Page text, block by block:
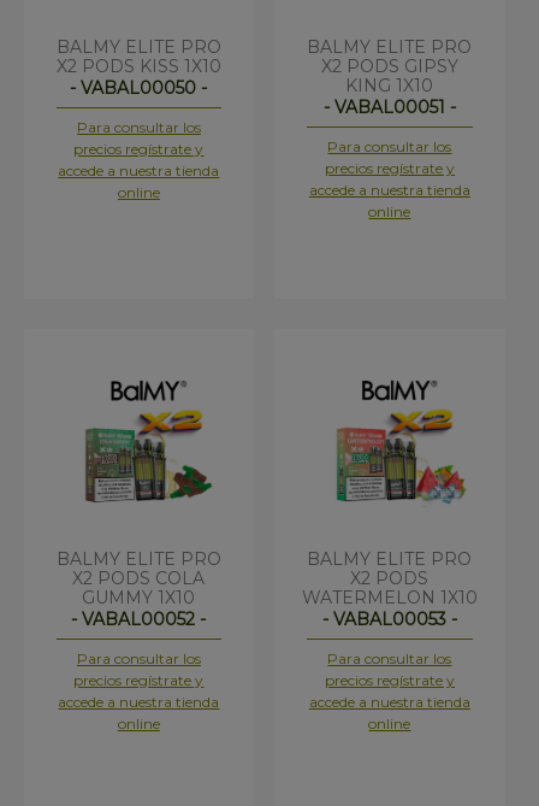
BALMY ELITE PRO
X2 PODS KISS 1X10
- VABAL00050 -
Para consultar los
precios regístrate y
accede a nuestra tienda
online
BALMY ELITE PRO
X2 PODS GIPSY
KING 1X10
- VABAL00051 -
Para consultar los
precios regístrate y
accede a nuestra tienda
online
BALMY ELITE PRO
X2 PODS COLA
GUMMY 1X10
- VABAL00052 -
Para consultar los
precios regístrate y
accede a nuestra tienda
online
BALMY ELITE PRO
X2 PODS
WATERMELON 1X10
- VABAL00053 -
Para consultar los
precios regístrate y
accede a nuestra tienda
online